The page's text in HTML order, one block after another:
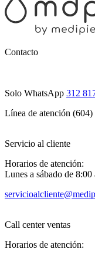
Contacto
Solo WhatsApp 312
Línea de atención
Servicio al cliente
Horarios de atención:
Lunes a sábado de
Call center ventas
Horarios de atención: